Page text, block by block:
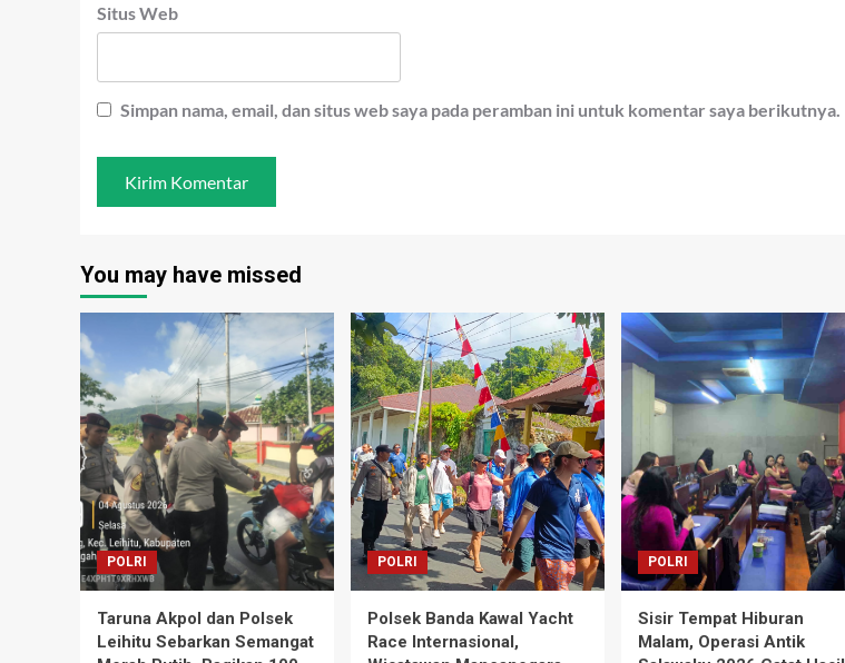
Situs Web
Simpan nama, email, dan situs web saya pada peramban ini untuk komentar saya berikutnya.
You may have missed
POLRI
Taruna Akpol dan Polsek
Leihitu Sebarkan Semangat
POLRI
Polsek Banda Kawal Yacht
Race Internasional,
POLRI
Sisir Tempat Hiburan
Malam, Operasi Antik